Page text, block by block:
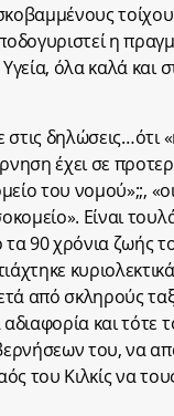
η
όλα καλά και
στις δηλώσεις…ότι
έχει σε
του νομού»;;,
Είναι
90 χρόνια ζωής
από σκληρούς
και τότε
του, να
του Κιλκίς να